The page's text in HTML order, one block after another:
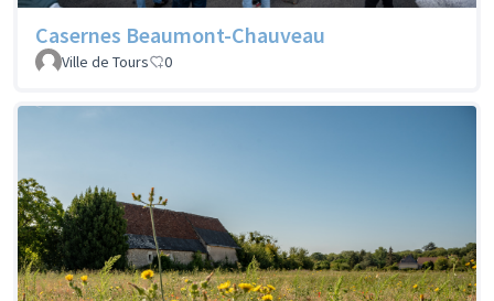
Casernes Beaumont-Chauveau
Ville de Tours 0